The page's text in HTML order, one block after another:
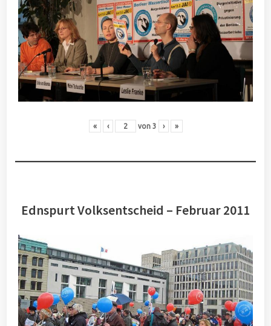
« ‹ von 3 › »
Ednspurt Volksentscheid – Februar 2011